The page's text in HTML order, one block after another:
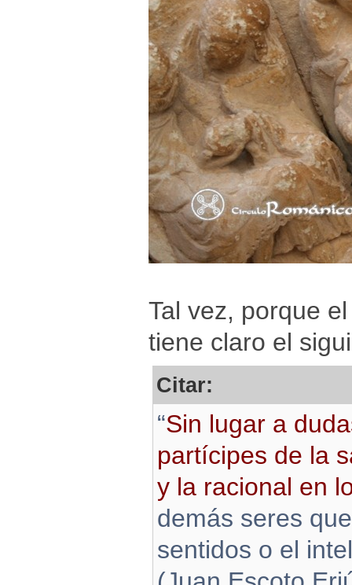
Tal vez, porque
tiene claro el
Citar:
“Sin lugar a
partícipes de la
y la racional en
demás seres
sentidos o el